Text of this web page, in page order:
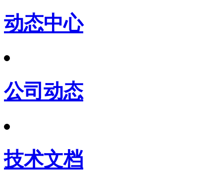
动态中心
公司动态
技术文档